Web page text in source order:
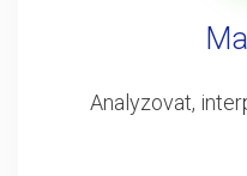
Analyzovat,